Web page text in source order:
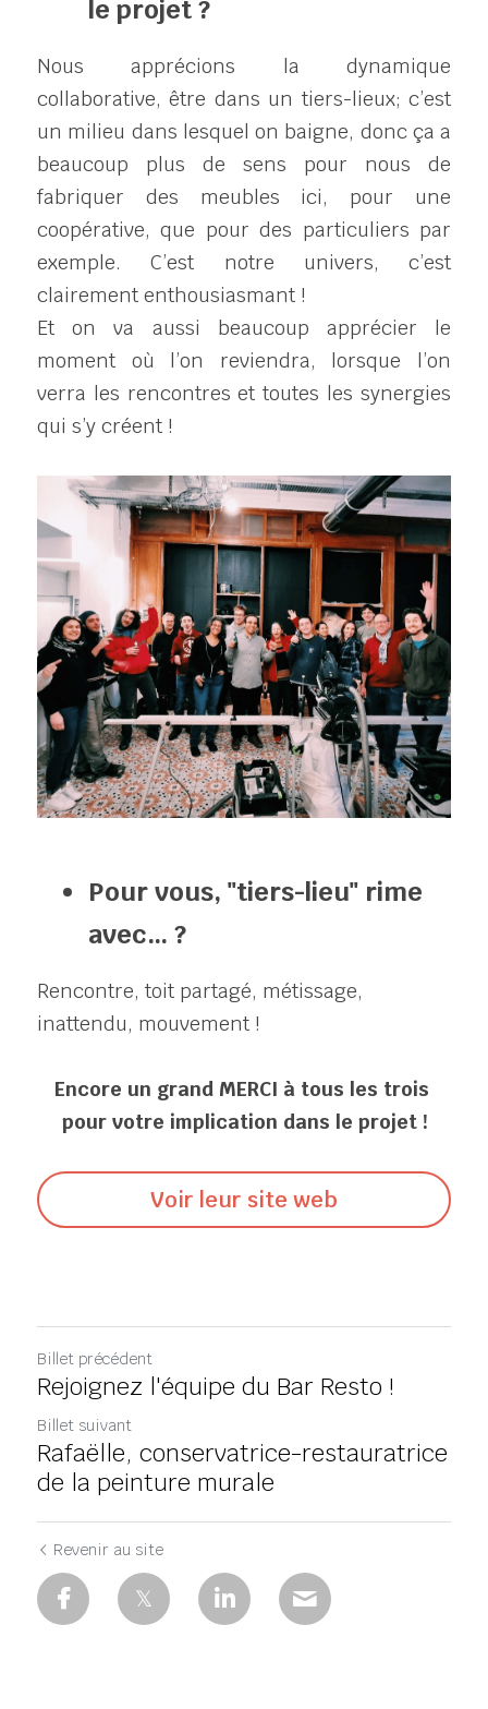
le projet ?
Nous apprécions la dynamique
collaborative, être dans un tiers-lieux; c’est
un milieu dans lesquel on baigne, donc ça a
beaucoup plus de sens pour nous de
fabriquer des meubles ici, pour une
coopérative, que pour des particuliers par
exemple. C’est notre univers, c’est
clairement enthousiasmant !
Et on va aussi beaucoup apprécier le
moment où l’on reviendra, lorsque l’on
verra les rencontres et toutes les synergies
qui s’y créent !
Pour vous, "tiers-lieu" rime
avec… ?
Rencontre, toit partagé, métissage,
inattendu, mouvement !
Encore un grand MERCI à tous les trois
pour votre implication dans le projet !
Voir leur site web
Billet précédent
Rejoignez l'équipe du Bar Resto !
Billet suivant
Rafaëlle, conservatrice-restauratrice
de la peinture murale
Revenir au site